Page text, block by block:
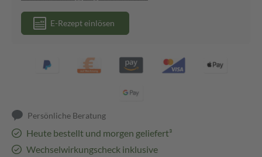
E-Rezept einlösen
Persönliche Beratung
Heute bestellt und morgen geliefert³
Wechselwirkungscheck inklusive